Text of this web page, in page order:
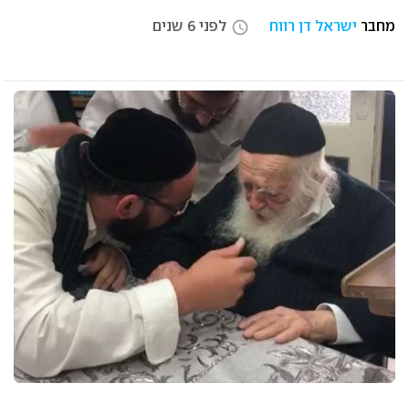
מחבר ישראל דן רווח access_time לפני 6 שנים